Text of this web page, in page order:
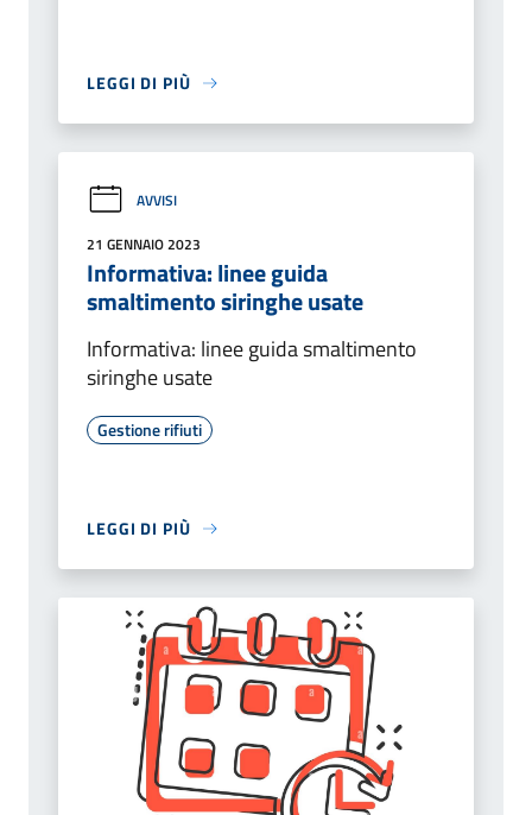
LEGGI DI PIÙ
AVVISI
21 GENNAIO 2023
Informativa: linee guida
smaltimento siringhe usate
Informativa: linee guida smaltimento
siringhe usate
Gestione rifiuti
LEGGI DI PIÙ